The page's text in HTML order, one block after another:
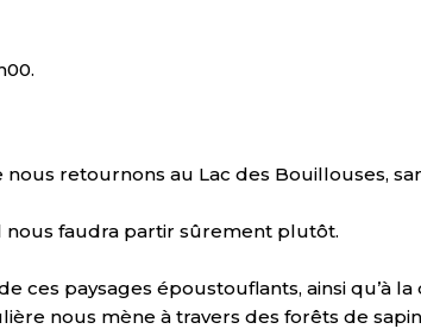
retournons au Lac des Bouillouses,
nous faudra partir sûrement plutôt.
ces paysages époustouflants, ainsi qu’à
nous mène à travers des forêts de